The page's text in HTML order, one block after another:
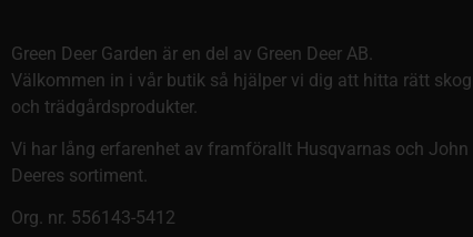
Green Deer Garden är en del av Green Deer AB.
Välkommen in i vår butik så hjälper vi dig att hitta rätt skog
och trädgårdsprodukter.
Vi har lång erfarenhet av framförallt Husqvarnas och John
Deeres sortiment.
Org. nr. 556143-5412